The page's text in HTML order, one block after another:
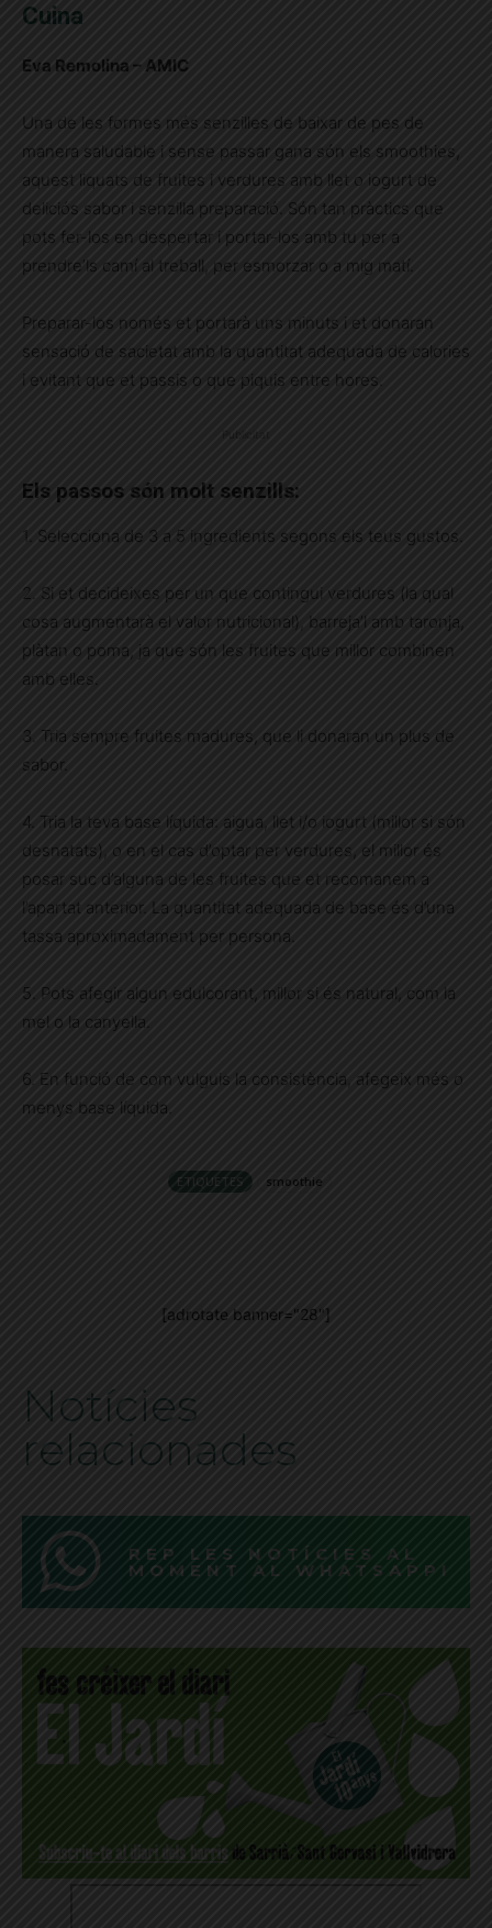
Cuina
Eva Remolina – AMIC
Una de les formes més senzilles de baixar de pes de
manera saludable i sense passar gana són els smoothies,
aquest liquats de fruites i verdures amb llet o iogurt de
deliciós sabor i senzilla preparació. Són tan pràctics que
pots fer-los en despertar i portar-los amb tu per a
prendre’ls camí al treball, per esmorzar o a mig matí.
Preparar-los només et portarà uns minuts i et donaran
sensació de sacietat amb la quantitat adequada de calories
i evitant que et passis o que piquis entre hores.
Publicitat
Els passos són molt senzills:
1. Selecciona de 3 a 5 ingredients segons els teus gustos.
2. Si et decideixes per un que contingui verdures (la qual
cosa augmentarà el valor nutricional), barreja’l amb taronja,
plàtan o poma, ja que són les fruites que millor combinen
amb elles.
3. Tria sempre fruites madures, que li donaran un plus de
sabor.
4. Tria la teva base líquida: aigua, llet i/o iogurt (millor si són
desnatats), o en el cas d’optar per verdures, el millor és
posar suc d’alguna de les fruites que et recomanem a
l’apartat anterior. La quantitat adequada de base és d’una
tassa aproximadament per persona.
5. Pots afegir algun edulcorant, millor si és natural, com la
mel o la canyella.
6. En funció de com vulguis la consistència, afegeix més o
menys base líquida.
ETIQUETES smoothie
[adrotate banner="28"]
Notícies
relacionades
REP LES NOTÍCIES AL
MOMENT AL WHATSAPP!